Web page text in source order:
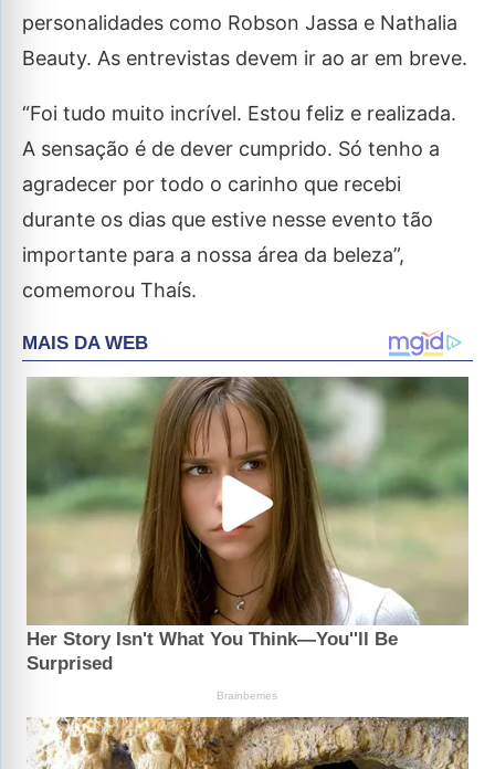
personalidades como Robson Jassa e Nathalia
Beauty. As entrevistas devem ir ao ar em breve.
“Foi tudo muito incrível. Estou feliz e realizada.
A sensação é de dever cumprido. Só tenho a
agradecer por todo o carinho que recebi
durante os dias que estive nesse evento tão
importante para a nossa área da beleza”,
comemorou Thaís.